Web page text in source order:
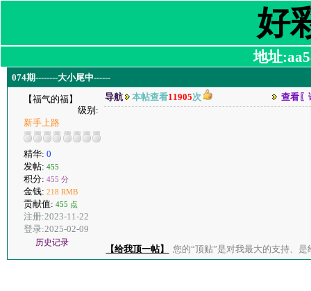
好
地址
074期--------大小尾中------
【福气的福】
级别:
新手上路
精华: 0
发帖: 455
积分: 455 分
金钱: 218 RMB
贡献值: 455 点
注册:2023-11-22
登录:2025-02-09
历史记录
导航 本帖查看11905次 查看〖
【给我顶一帖】 您的“顶贴”是对我最大的支持、